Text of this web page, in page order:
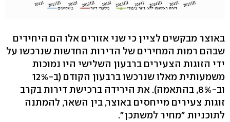
באוצר מבקשים לציין כי שני אזורים אלו הם היחידים
שבהם רמות המחירים של הדירות החדשות שנרכשו על
ידי הזוגות הצעירים ברבעון השלישי היו נמוכות
משמעותית מאלו שנרכשו ברבעון הקודם (ב-12%
וב-8%, בהתאמה). את הירידה ברכישת דירות בקרב
זוגות צעירים מייחסים באוצר, בין השאר, להמתנה
לתוכניות "מחיר למשתכן".